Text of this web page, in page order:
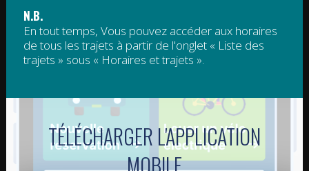
regim@regim.info
POINT DE SERVICE HAUTE-
GASPÉSIE
POINT DE SERVICE DE LA
CÔTE-DE-GASPÉ – ROCHER-
1384, route de Haldimand
Gaspé QC G4X 2K1
POINT DE SERVICE DE
L'ESTRAN (TACIM)
POINTS DE SERVICE DE LA
BAIE-DES-CHALEURS
N.B.
En tout temps, Vous pouvez accéder aux horaires
de tous les trajets à partir de l'onglet « Liste des
trajets » sous « Horaires et trajets ».
TÉLÉCHARGER L'APPLICATION